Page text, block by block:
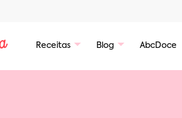
Receitas Blog AbcDoce